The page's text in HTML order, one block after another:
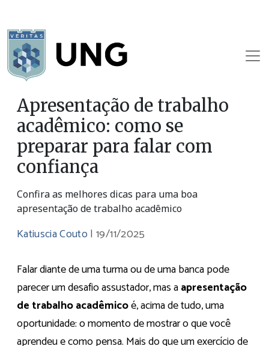
Apresentação de trabalho
acadêmico: como se
preparar para falar com
confiança
Confira as melhores dicas para uma boa
apresentação de trabalho acadêmico
Katiuscia Couto |19/11/2025
Falar diante de uma turma ou de uma banca pode
parecer um desafio assustador, mas aapresentação
de trabalho acadêmicoé, acima de tudo, uma
oportunidade: o momento de mostrar o que você
aprendeu e como pensa. Mais do que um exercício de